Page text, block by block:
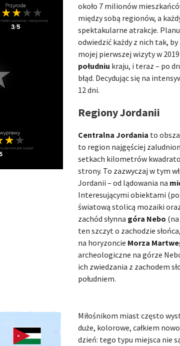
około 7 milionów
między sobą regionów, a
spektakularne atrakcje.
odwiedzić każdy z nich tak,
mojej pierwszej wizyty w
południu kraju, i teraz – po
błąd. Decydując się na
12 dni.
Regiony Jordanii
Centralna Jordania to
to region najgęściej
setkach kilometrów
strony. To zazwyczaj w tym
Jordanii – od lądowania na
Interesującymi obiektami
światową stolicą mozaiki
zachód słynna góra Nebo
ten szczyt o zachodzie
na horyzoncie Morza
archeologiczne na górze
ich zwiedzania z zachodem
południem.
Miłośnikom miast często
duże, kolorowe, całkiem
dzień: tego typu miejsca nie